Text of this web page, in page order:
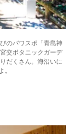
のパワスポ「青島神
交ボタニックガーデ
だくさん。海沿いに
。